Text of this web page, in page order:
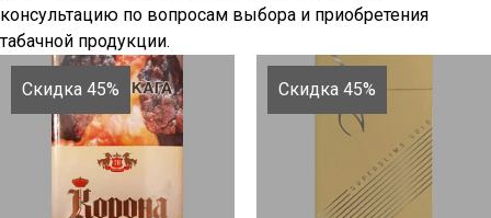
консультацию по вопросам выбора и приобретения
табачной продукции.
Скидка 45% Скидка 45%